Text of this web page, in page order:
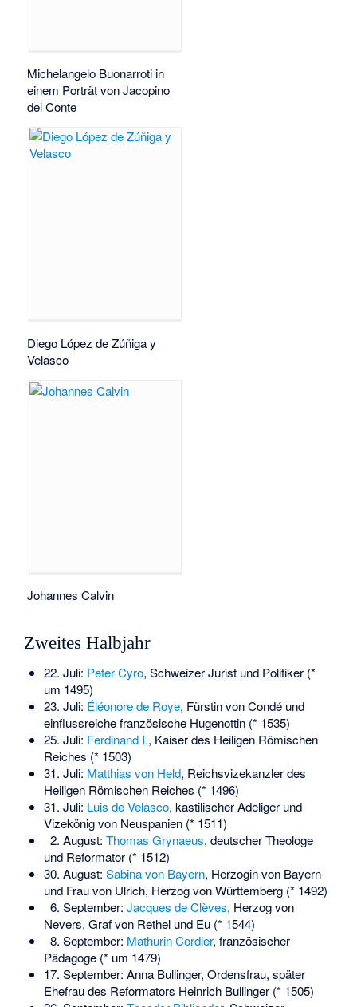
Michelangelo Buonarroti in
einem Porträt von Jacopino
del Conte
Diego López de Zúñiga y
Velasco
Johannes Calvin
Zweites Halbjahr
22. Juli: Peter Cyro, Schweizer Jurist und Politiker (*
um 1495)
23. Juli: Éléonore de Roye, Fürstin von Condé und
einflussreiche französische Hugenottin (* 1535)
25. Juli: Ferdinand I., Kaiser des Heiligen Römischen
Reiches (* 1503)
31. Juli: Matthias von Held, Reichsvizekanzler des
Heiligen Römischen Reiches (* 1496)
31. Juli: Luis de Velasco, kastilischer Adeliger und
Vizekönig von Neuspanien (* 1511)
2. August: Thomas Grynaeus, deutscher Theologe
und Reformator (* 1512)
30. August: Sabina von Bayern, Herzogin von Bayern
und Frau von Ulrich, Herzog von Württemberg (* 1492)
6. September: Jacques de Clèves, Herzog von
Nevers, Graf von Rethel und Eu (* 1544)
8. September: Mathurin Cordier, französischer
Pädagoge (* um 1479)
17. September: Anna Bullinger, Ordensfrau, später
Ehefrau des Reformators Heinrich Bullinger (* 1505)